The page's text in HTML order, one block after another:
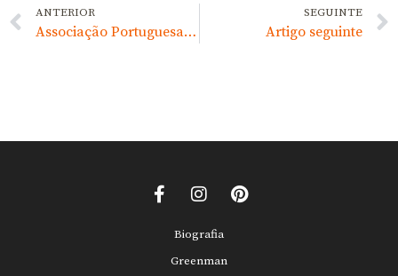
ANTERIOR
Associação Portuguesa de Plantas Carnívoras
SEGUINTE
Artigo seguinte
Biografia
Greenman